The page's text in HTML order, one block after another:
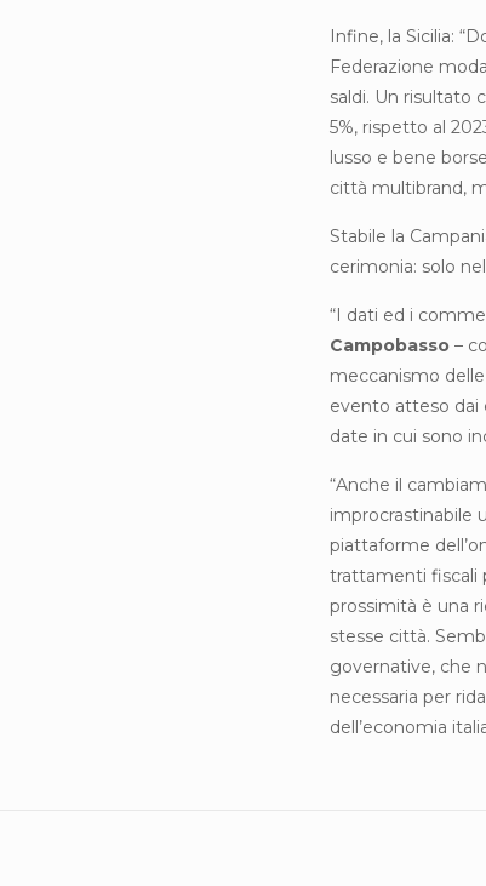
Infine, la Sicilia:
Federazione
saldi. Un risultato
5%, rispetto al
lusso e bene
città multibrand,
Stabile la
cerimonia: solo
“I dati ed i
Campobasso –
meccanismo
evento atteso dai
date in cui sono
“Anche il
improcrastinabile
piattaforme
trattamenti fiscali
prossimità è una
stesse città.
governative, che
necessaria per
dell’economia